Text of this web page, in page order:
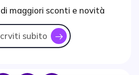
maggiori sconti e novità
subito icon